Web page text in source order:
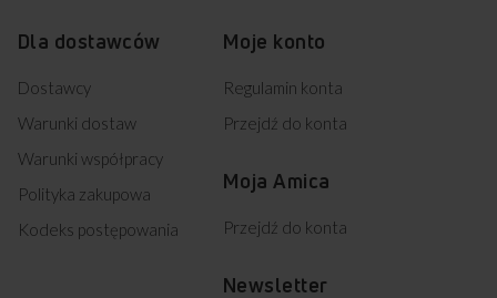
Dla dostawców
Dostawcy
Warunki dostaw
Warunki współpracy
Polityka zakupowa
Kodeks postępowania
Moje konto
Regulamin konta
Przejdź do konta
Moja Amica
Przejdź do konta
Newsletter